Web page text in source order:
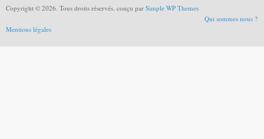
Copyright © 2026. Tous droits réservés. conçu par Simple WP Themes
Qui sommes nous ?
Mentions légales